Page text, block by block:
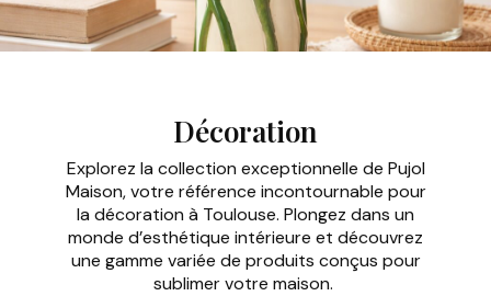
Décoration
Explorez la collection exceptionnelle de Pujol
Maison, votre référence incontournable pour
la décoration à Toulouse. Plongez dans un
monde d’esthétique intérieure et découvrez
une gamme variée de produits conçus pour
sublimer votre maison.